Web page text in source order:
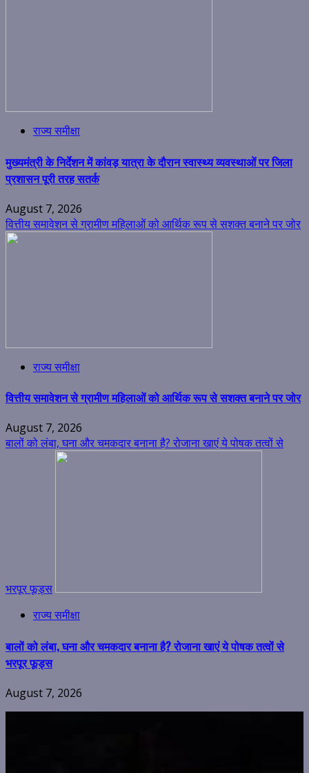
राज्य समीक्षा
मुख्यमंत्री के निर्देशन में कांवड़ यात्रा के दौरान स्वास्थ्य व्यवस्थाओं पर जिला
प्रशासन पूरी तरह सतर्क
August 7, 2026
वित्तीय समावेशन से ग्रामीण महिलाओं को आर्थिक रूप से सशक्त बनाने पर जोर
राज्य समीक्षा
वित्तीय समावेशन से ग्रामीण महिलाओं को आर्थिक रूप से सशक्त बनाने पर जोर
August 7, 2026
बालों को लंबा, घना और चमकदार बनाना है? रोजाना खाएं ये पोषक तत्वों से
भरपूर फूड्स
राज्य समीक्षा
बालों को लंबा, घना और चमकदार बनाना है? रोजाना खाएं ये पोषक तत्वों से
भरपूर फूड्स
August 7, 2026